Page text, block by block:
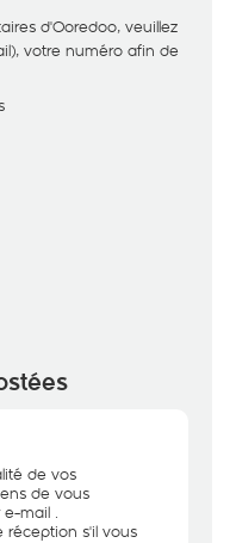
d'Ooredoo, veuillez
votre numéro afin de
de vos
de vous
mail .
réception s'il vous